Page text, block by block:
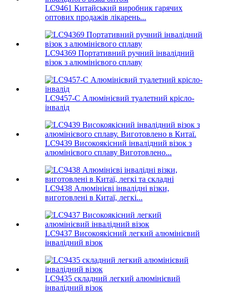
LC9461 Китайський виробник гарячих
оптових продажів лікарень...
LC94369 Портативний ручний інвалідний
візок з алюмінієвого сплаву
LC9457-C Алюмінієвий туалетний крісло-
інвалід
LC9439 Високоякісний інвалідний візок з
алюмінієвого сплаву Виготовлено...
LC9438 Алюмінієві інвалідні візки,
виготовлені в Китаї, легкі...
LC9437 Високоякісний легкий алюмінієвий
інвалідний візок
LC9435 складний легкий алюмінієвий
інвалідний візок